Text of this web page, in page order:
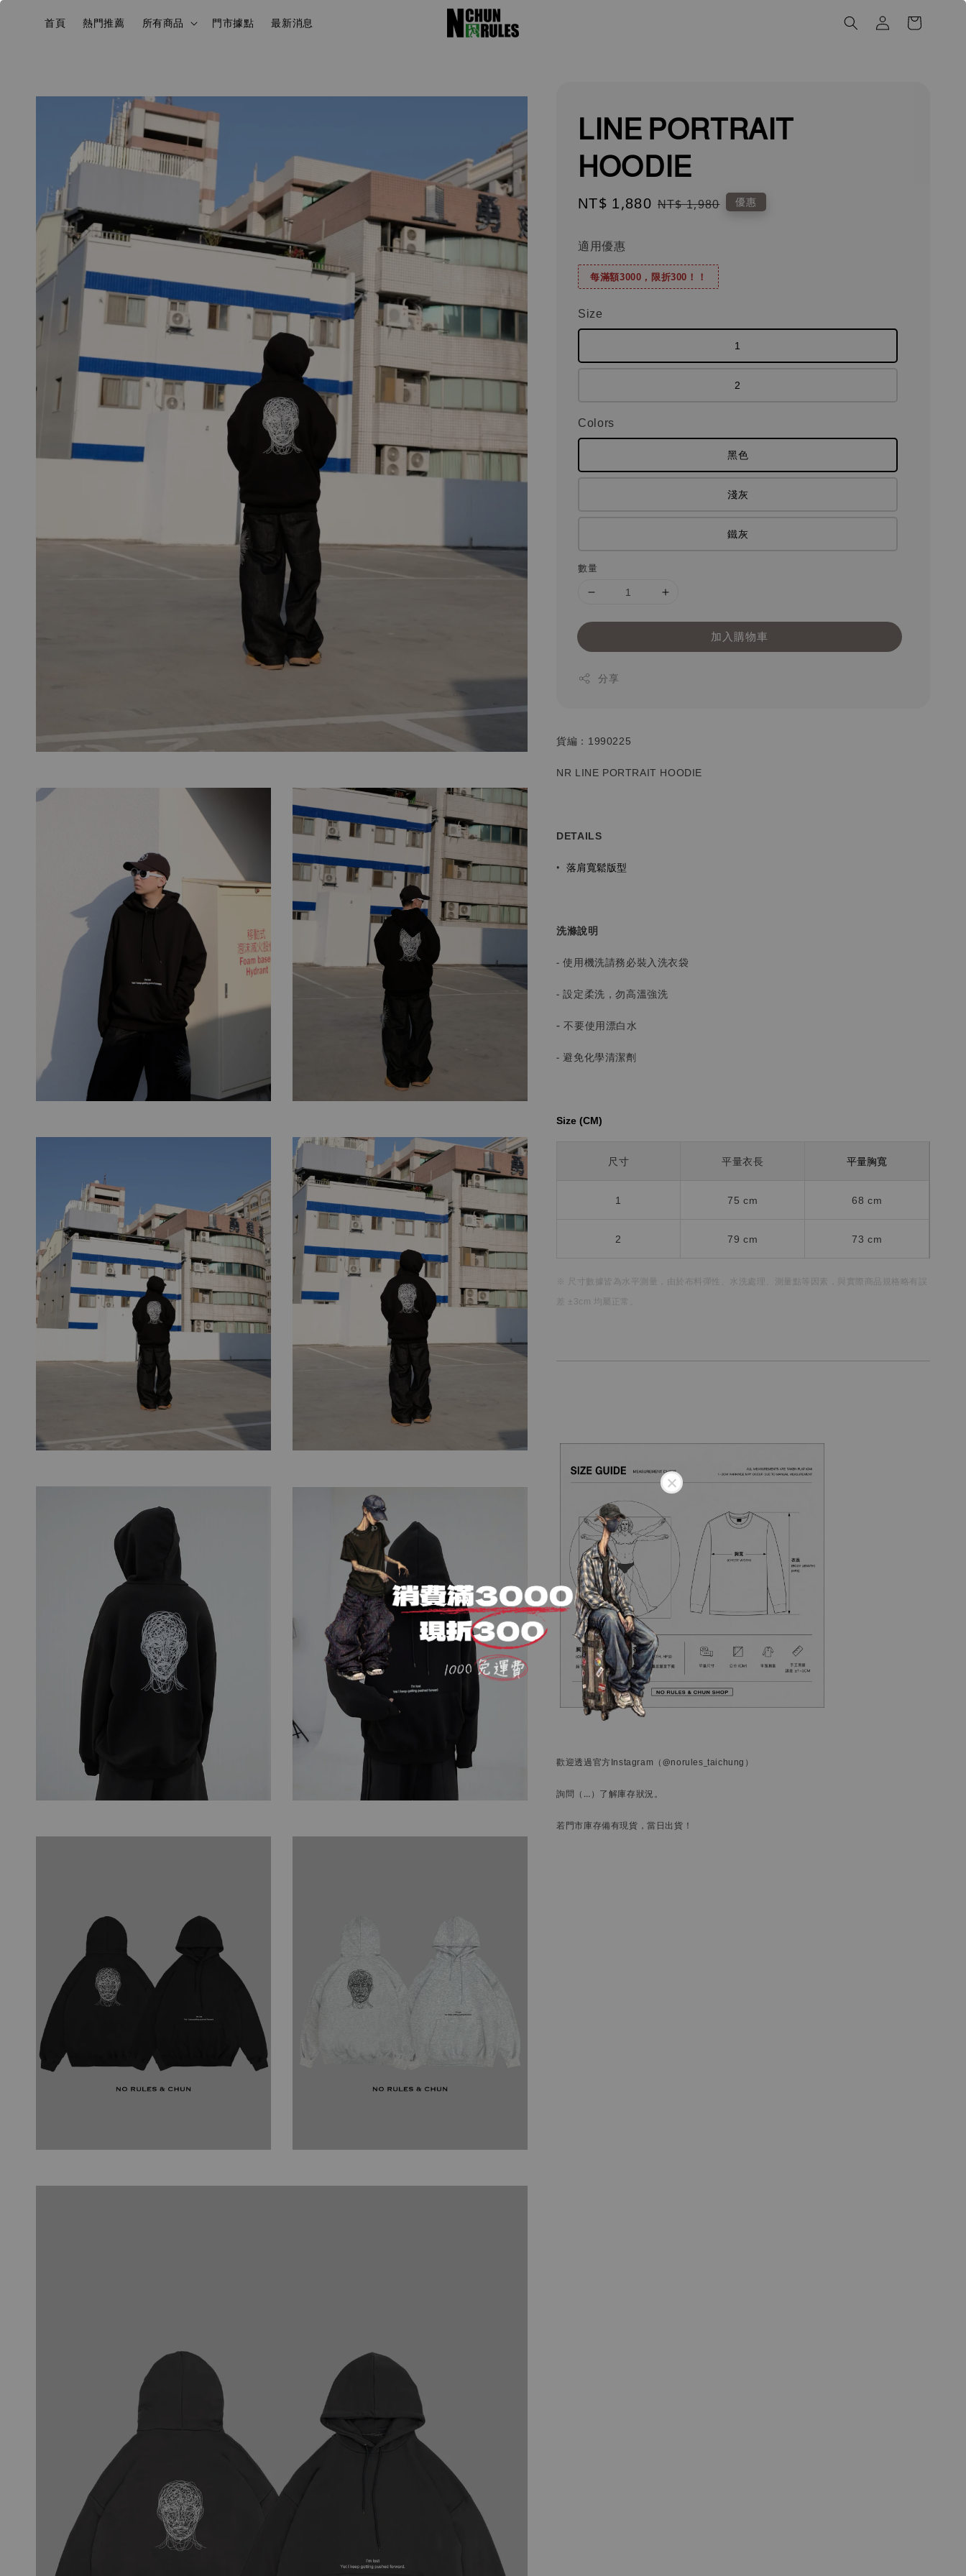
首頁 熱門推薦 所有商品 門市據點 最新消息
LINE PORTRAIT
HOODIE
Sale
NT$ 1,880 Regular
NT$ 1,980 優惠
適用優惠
每滿額3000，限折300！！
Size
1
2
Colors
黑色
淺灰
鐵灰
數量
加入購物車
分享
貨編：1990225
NR LINE PORTRAIT HOODIE
DETAILS
• 落肩寬鬆版型
洗滌說明
- 使用機洗請務必裝入洗衣袋
- 設定柔洗，勿高溫強洗
-不要使用漂白水
- 避免化學清潔劑
Size (CM)⁡⁡
尺寸 平量衣長 平量胸寬
1 75 cm 68 cm
2 79 cm 73 cm
※ 尺寸數據皆為水平測量， 由於布料彈性、水洗處理、測量點等因素，
與實際商品規格略有誤
差 ±3cm 均屬正常。
歡迎透過官方Instagram （@norules_taichung）
詢問 （…） 了解庫存狀況。
若門市庫存備有現貨，當日出貨！